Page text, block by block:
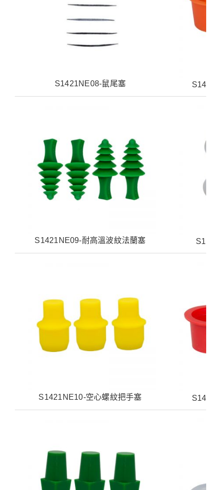
S1421NE08-鼠尾塞
S1421NE09-耐高溫波紋法蘭塞
S1421NE10-空心螺紋把手塞